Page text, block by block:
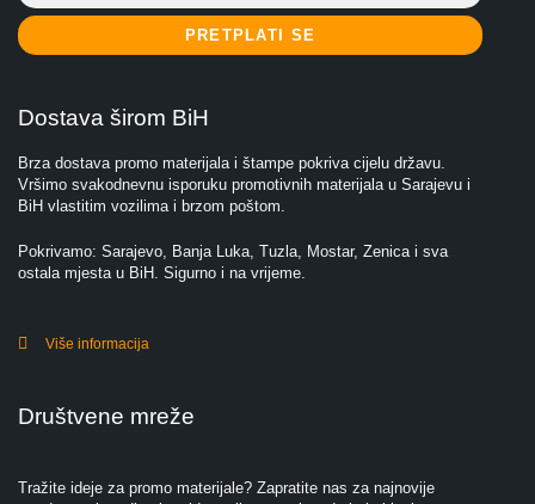
PRETPLATI SE
Dostava širom BiH
Brza dostava promo materijala i štampe pokriva cijelu državu.
Vršimo svakodnevnu isporuku promotivnih materijala u Sarajevu i
BiH vlastitim vozilima i brzom poštom.
Pokrivamo: Sarajevo, Banja Luka, Tuzla, Mostar, Zenica i sva
ostala mjesta u BiH. Sigurno i na vrijeme.
Više informacija
Društvene mreže
Tražite ideje za promo materijale? Zapratite nas za najnovije